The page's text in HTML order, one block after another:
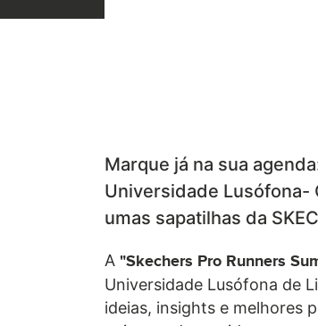
Marque já na sua
Universidade Lusófona-
umas sapatilhas da
A "Skechers Pro Runners
Universidade Lusófona de
ideias, insights e melhores